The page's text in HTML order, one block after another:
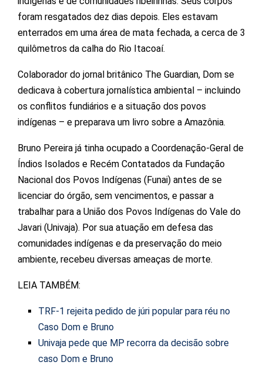
foram resgatados dez dias depois. Eles estavam
enterrados em uma área de mata fechada, a cerca de 3
quilômetros da calha do Rio Itacoaí.
Colaborador do jornal britânico The Guardian, Dom se
dedicava à cobertura jornalística ambiental – incluindo
os conflitos fundiários e a situação dos povos
indígenas – e preparava um livro sobre a Amazônia.
Bruno Pereira já tinha ocupado a Coordenação-Geral de
Índios Isolados e Recém Contatados da Fundação
Nacional dos Povos Indígenas (Funai) antes de se
licenciar do órgão, sem vencimentos, e passar a
trabalhar para a União dos Povos Indígenas do Vale do
Javari (Univaja). Por sua atuação em defesa das
comunidades indígenas e da preservação do meio
ambiente, recebeu diversas ameaças de morte.
LEIA TAMBÉM:
TRF-1 rejeita pedido de júri popular para réu no
Caso Dom e Bruno
Univaja pede que MP recorra da decisão sobre
caso Dom e Bruno